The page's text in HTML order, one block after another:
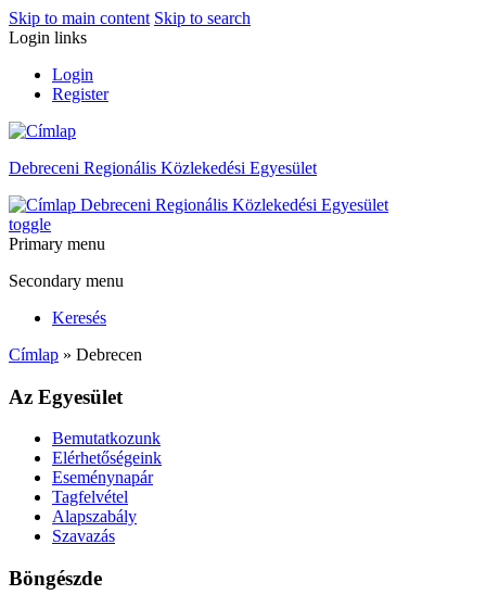
Skip to main content Skip to search
Login links
Login
Register
Debreceni Regionális Közlekedési Egyesület
Debreceni Regionális Közlekedési Egyesület
toggle
Primary menu
Secondary menu
Keresés
Címlap » Debrecen
Az Egyesület
Bemutatkozunk
Elérhetőségeink
Eseménynapár
Tagfelvétel
Alapszabály
Szavazás
Böngészde